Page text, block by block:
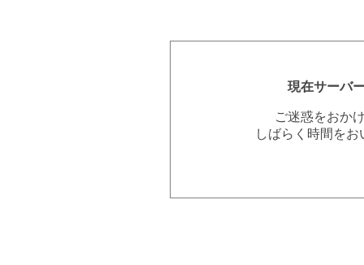
現在サーバ
ご迷惑をおか
しばらく時間を